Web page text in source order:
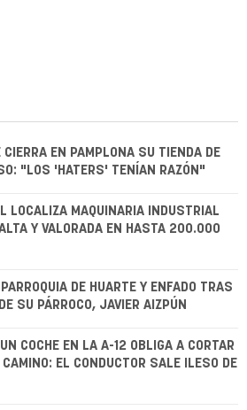
CIERRA EN PAMPLONA SU TIENDA DE
"LOS 'HATERS' TENÍAN RAZÓN"
LOCALIZA MAQUINARIA INDUSTRIAL
Y VALORADA EN HASTA 200.000
DE HUARTE Y ENFADO TRAS
SU PÁRROCO, JAVIER AIZPÚN
COCHE EN LA A-12 OBLIGA A CORTAR
EL CONDUCTOR SALE ILESO DE